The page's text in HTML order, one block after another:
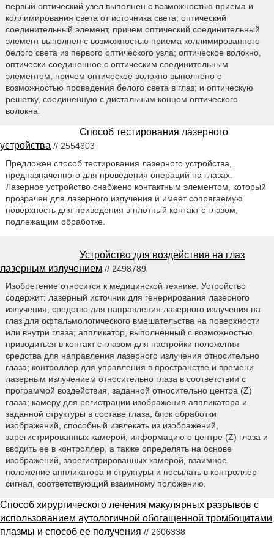
первый оптический узел выполнен с возможностью приема и
коллимирования света от источника света; оптический
соединительный элемент, причем оптический соединительный
элемент выполнен с возможностью приема коллимированного
белого света из первого оптического узла; оптическое волокно,
оптически соединенное с оптическим соединительным
элементом, причем оптическое волокно выполнено с
возможностью проведения белого света в глаз; и оптическую
решетку, соединенную с дистальным концом оптического
волокна.
Способ тестирования лазерного
устройства // 2554603
Предложен способ тестирования лазерного устройства,
предназначенного для проведения операций на глазах.
Лазерное устройство снабжено контактным элементом, который
прозрачен для лазерного излучения и имеет сопрягаемую
поверхность для приведения в плотный контакт с глазом,
подлежащим обработке.
Устройство для воздействия на глаз
лазерным излучением // 2498789
Изобретение относится к медицинской технике. Устройство
содержит: лазерный источник для генерирования лазерного
излучения; средство для направления лазерного излучения на
глаз для офтальмологического вмешательства на поверхности
или внутри глаза; аппликатор, выполненный с возможностью
приводиться в контакт с глазом для настройки положения
средства для направления лазерного излучения относительно
глаза; контроллер для управления в пространстве и времени
лазерным излучением относительно глаза в соответствии с
программой воздействия, заданной относительно центра (Z)
глаза; камеру для регистрации изображения аппликатора и
заданной структуры в составе глаза, блок обработки
изображений, способный извлекать из изображений,
зарегистрированных камерой, информацию о центре (Z) глаза и
вводить ее в контроллер, а также определять на основе
изображений, зарегистрированных камерой, взаимное
положение аппликатора и структуры и посылать в контроллер
сигнал, соответствующий взаимному положению.
Способ хирургического лечения макулярных разрывов с
использованием аутологичной обогащенной тромбоцитами
плазмы и способ ее получения // 2606338